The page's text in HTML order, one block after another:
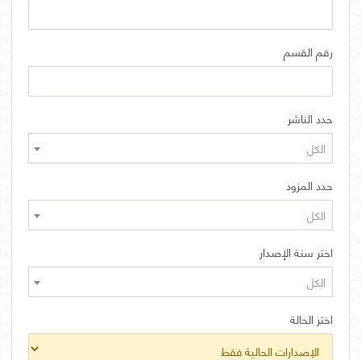
رقم القسم
حدد الناشر
الكل
حدد المزود
الكل
اختر سنة الإصدار
الكل
اختر الحالة